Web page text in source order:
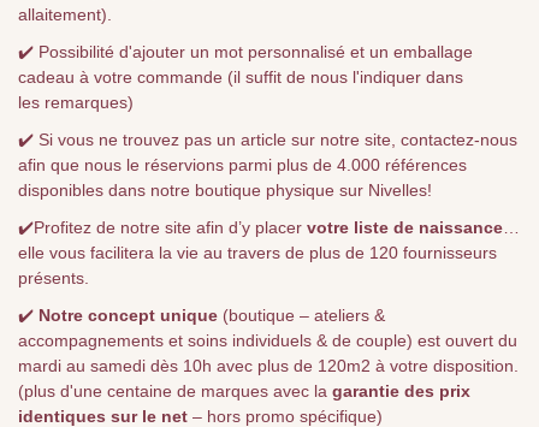
allaitement).
✔️ Possibilité d'ajouter un mot personnalisé et un emballage
cadeau à votre commande (il suffit de nous l'indiquer dans
les remarques)
✔️ Si vous ne trouvez pas un article sur notre site, contactez-nous
afin que nous le réservions parmi plus de 4.000 références
disponibles dans notre boutique physique sur Nivelles!
✔️Profitez de notre site afin d’y placer votre liste de naissance
elle vous facilitera la vie au travers de plus de 120 fournisseurs
présents.
✔️ Notre concept unique (boutique – ateliers &
accompagnements et soins individuels & de couple) est ouvert du
mardi au samedi dès 10h avec plus de 120m2 à votre disposition.
(plus d'une centaine de marques avec la garantie des prix
identiques sur le net – hors promo spécifique)